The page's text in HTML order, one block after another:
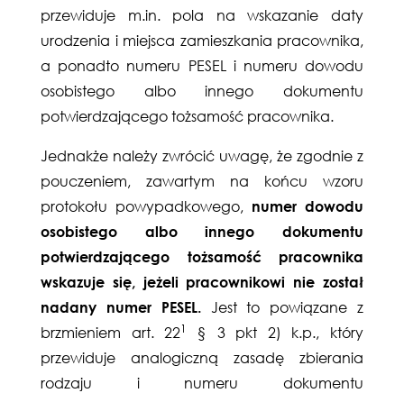
przewiduje m.in. pola na wskazanie daty
urodzenia i miejsca zamieszkania pracownika,
a ponadto numeru PESEL i numeru dowodu
osobistego albo innego dokumentu
potwierdzającego tożsamość pracownika.
Jednakże należy zwrócić uwagę, że zgodnie z
pouczeniem, zawartym na końcu wzoru
protokołu powypadkowego, numer dowodu
osobistego albo innego dokumentu
potwierdzającego tożsamość pracownika
wskazuje się, jeżeli pracownikowi nie został
nadany numer PESEL. Jest to powiązane z
brzmieniem art. 22 1
§ 3 pkt 2) k.p., który
przewiduje analogiczną zasadę zbierania
rodzaju i numeru dokumentu